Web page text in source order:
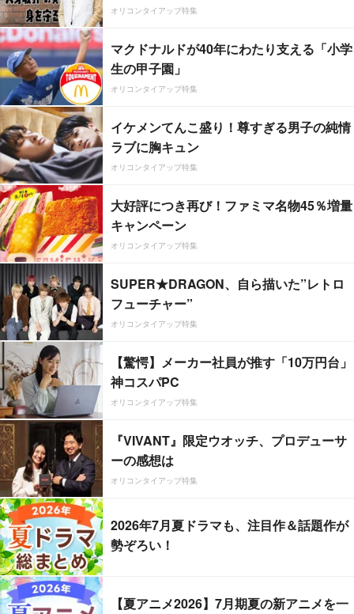
オリコンタイアップ特集
マクドナルドが40年にわたり支える「小学
生の甲子園」
オリコンタイアップ特集
イケメンてんこ盛り！尊すぎる男子の純情
ラブに胸キュン
オリコンタイアップ特集
大好評につき再び！ファミマ名物45％増量
キャンペーン
オリコンタイアップ特集
SUPER★DRAGON、自ら描いた”レトロ
フューチャー”
オリコンタイアップ特集
【驚愕】メーカー社員が推す「10万円台」
神コスパPC
オリコンタイアップ特集
『VIVANT』限定ウオッチ、プロデューサ
ーの感想は
オリコンタイアップ特集
2026年7月夏ドラマも、注目作＆話題作が
勢ぞろい！
【夏アニメ2026】7月期夏の新アニメを一